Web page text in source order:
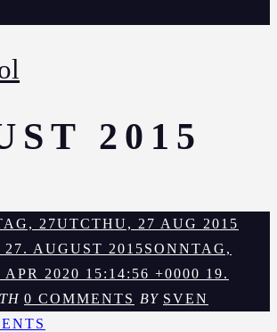
2015
27UTCTHU, 27 AUG 2015
AUGUST 2015SONNTAG,
2020 15:14:56 +0000 19.
0 COMMENTS BY SVEN